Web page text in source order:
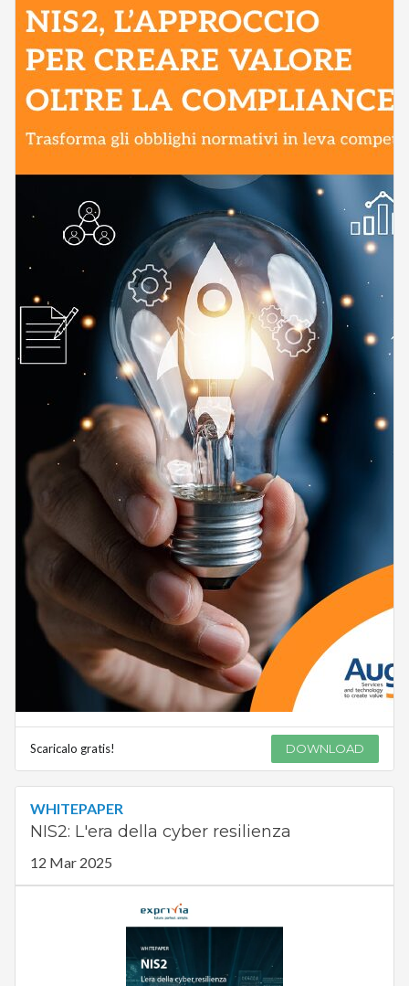
Scaricalo gratis! DOWNLOAD
WHITEPAPER
NIS2: L'era della cyber resilienza
12 Mar 2025